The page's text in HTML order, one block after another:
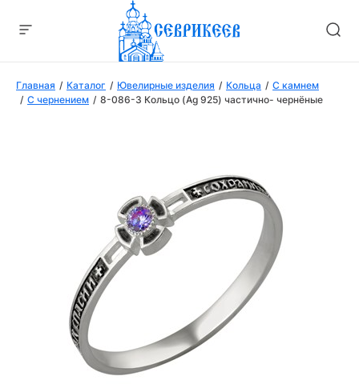
Главная Каталог Ювелирные изделия Кольца
С камнем
С чернением
8-086-3 Кольцо (Ag 925) частично- чернёные